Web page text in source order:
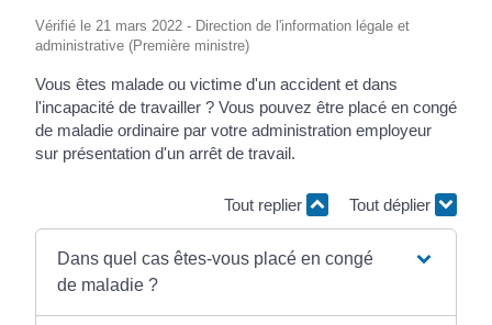
Vérifié le 21 mars 2022 - Direction de l'information légale et
administrative (Première ministre)
Vous êtes malade ou victime d'un accident et dans
l'incapacité de travailler ? Vous pouvez être placé en congé
de maladie ordinaire par votre administration employeur
sur présentation d'un arrêt de travail.
Tout replier Tout déplier
Dans quel cas êtes-vous placé en congé
de maladie ?